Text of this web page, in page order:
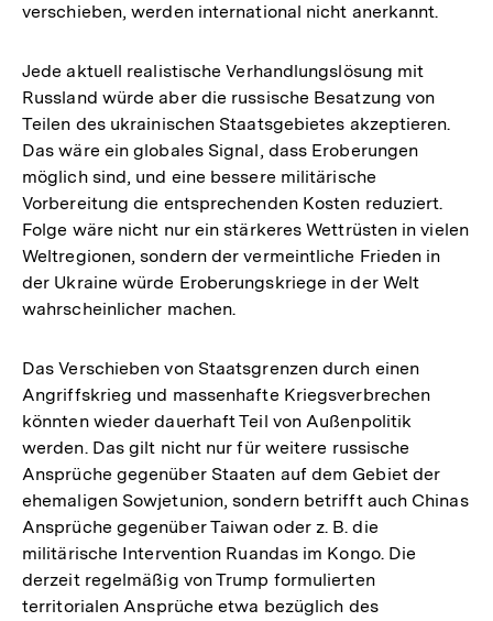
verschieben, werden international nicht anerkannt.
Jede aktuell realistische Verhandlungslösung mit
Russland würde aber die russische Besatzung von
Teilen des ukrainischen Staatsgebietes akzeptieren.
Das wäre ein globales Signal, dass Eroberungen
möglich sind, und eine bessere militärische
Vorbereitung die entsprechenden Kosten reduziert.
Folge wäre nicht nur ein stärkeres Wettrüsten in vielen
Weltregionen, sondern der vermeintliche Frieden in
der Ukraine würde Eroberungskriege in der Welt
wahrscheinlicher machen.
Das Verschieben von Staatsgrenzen durch einen
Angriffskrieg und massenhafte Kriegsverbrechen
könnten wieder dauerhaft Teil von Außenpolitik
werden. Das gilt nicht nur für weitere russische
Ansprüche gegenüber Staaten auf dem Gebiet der
ehemaligen Sowjetunion, sondern betrifft auch Chinas
Ansprüche gegenüber Taiwan oder z. B. die
militärische Intervention Ruandas im Kongo. Die
derzeit regelmäßig von Trump formulierten
territorialen Ansprüche etwa bezüglich des